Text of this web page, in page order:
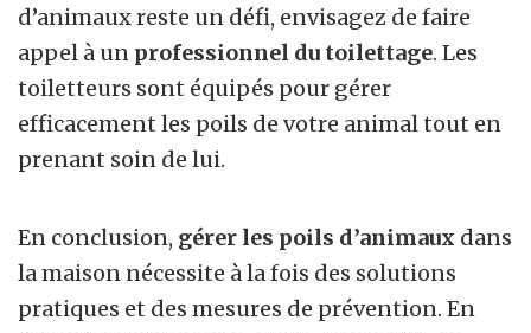
d’animaux reste un défi, envisagez de faire
appel à un professionnel du toilettage. Les
toiletteurs sont équipés pour gérer
efficacement les poils de votre animal tout en
prenant soin de lui.
En conclusion, gérer les poils d’animaux dans
la maison nécessite à la fois des solutions
pratiques et des mesures de prévention. En